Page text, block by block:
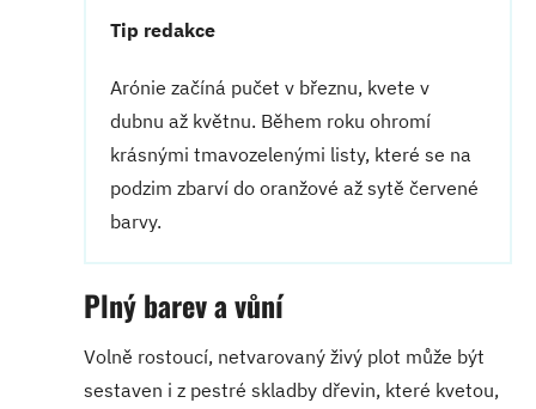
Tip redakce
Arónie začíná pučet v březnu, kvete v
dubnu až květnu. Během roku ohromí
krásnými tmavozelenými listy, které se na
podzim zbarví do oranžové až sytě červené
barvy.
Plný barev a vůní
Volně rostoucí, netvarovaný živý plot může být
sestaven i z pestré skladby dřevin, které kvetou,